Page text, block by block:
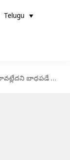
Telugu
విజయాన్ని ఎప్పటికీ పొందలేరు